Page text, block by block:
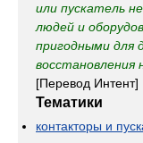
или пускатель
людей и
пригодными для
восстановления
[Перевод Интент]
Тематики
контакторы и